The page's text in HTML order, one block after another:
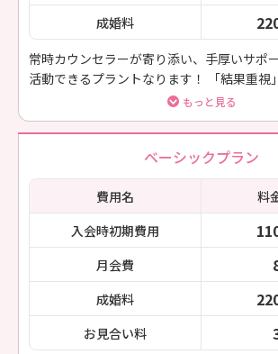
成婚料
常時カウンセラーが寄り添い、手厚いサポ
活動できるプラントなります！ 「結果重視
ほしい」「追加費用を抑えたい」方にお勧め
もっと見る
ベーシックプラン
費用名 料
入会時初期費用
月会費
成婚料
お見合い料